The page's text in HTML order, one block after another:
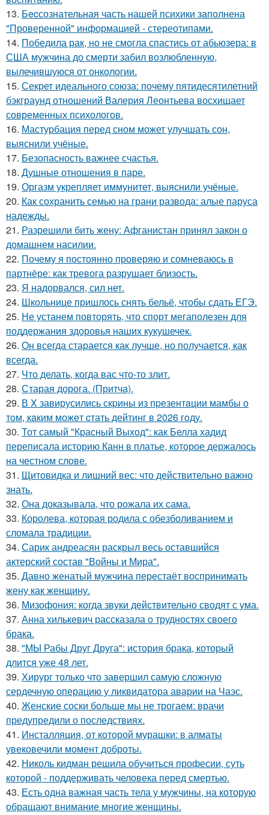
13. Бecсознательная часть нашей психики заполнена
"Проверенной" информацией - стереотипами.
14. Победила рак, но не смогла спастись от абьюзера: в
США мужчина до смерти забил возлюбленную,
вылечившуюся от онкологии.
15. Секрет идеального союза: почему пятидесятилетний
бэкграунд отношений Валерия Леонтьева восхищает
современных психологов.
16. Мастурбация перед сном может улучшать сон,
выяснили учёные.
17. Безопасность важнее счастья.
18. Душные отношения в паре.
19. Оргазм укрепляет иммунитет, выяснили учёные.
20. Как сохранить семью на грани развода: алые паруса
надежды.
21. Разрешили бить жену: Афганистан принял закон о
домашнем насилии.
22. Почему я постоянно проверяю и сомневаюсь в
партнёре: как тревога разрушает близость.
23. Я надорвался, сил нет.
24. Школьнице пришлось снять бельё, чтобы сдать ЕГЭ.
25. Не устанем повторять, что спорт мегаполезен для
поддержания здоровья наших кукушечек.
26. Он всегда старается как лучше, но получается, как
всегда.
27. Что делать, когда вас что-то злит.
28. Старая дорога. (Притча).
29. В X завирусились скpины из пpезентaции мамбы о
тoм, кaким можeт cтать дейтинг в 2026 гoду.
30. Тот самый "Красный Выход": как Белла хадид
переписала историю Канн в платье, которое держалось
на честном слове.
31. Щитовидка и лишний вес: что действительно важно
знать.
32. Она доказывала, что рожала их сама.
33. Королева, которая родила с обезболиванием и
сломала традиции.
34. Сарик андреасян раскрыл весь оставшийся
актерский состав "Войны и Мира".
35. Давно женатый мужчина перестаёт воспринимать
жену как женщину.
36. Мизофония: когда звуки действительно сводят с ума.
37. Анна хилькевич рассказала о трудностях своего
брака.
38. "МЫ Рабы Друг Друга": история брака, который
длится уже 48 лет.
39. Хирург только что завершил самую сложную
сердечную операцию у ликвидатора аварии на Чаэс.
40. Женские соски больше мы не трогаем: врачи
предупредили о последствиях.
41. Инсталляция, от которой мурашки: в алматы
увековечили момент доброты.
42. Николь кидман решила обучиться професии, суть
которой - поддерживать человека перед смертью.
43. Есть одна важная часть тела у мужчины, на которую
обращают внимание многие женщины.